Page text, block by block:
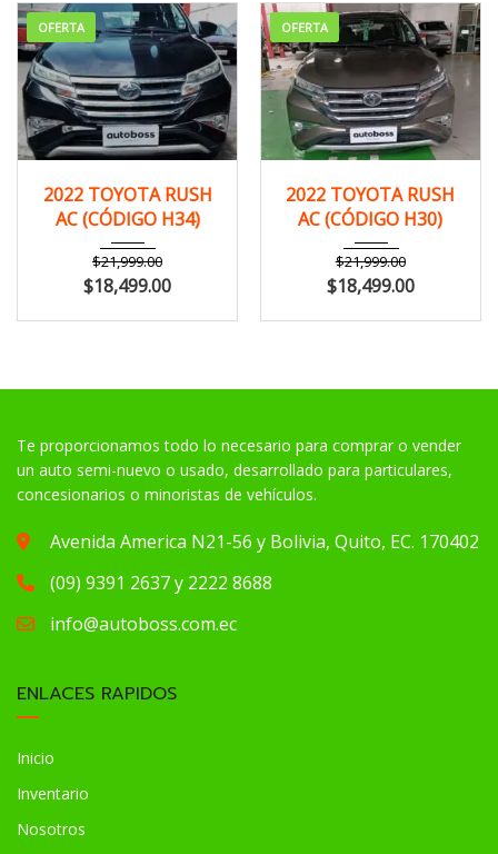
OFERTA
149,000 km
2022 TOYOTA RUSH
AC (CÓDIGO H34)
$21,999.00
$18,499.00
OFERTA
149,000 km
2022 TOYOTA RUSH
AC (CÓDIGO H30)
$21,999.00
$18,499.00
Te proporcionamos todo lo necesario para comprar o vender
un auto semi-nuevo o usado, desarrollado para particulares,
concesionarios o minoristas de vehículos.
Avenida America N21-56 y Bolivia, Quito, EC. 170402
(09) 9391 2637 y 2222 8688
info@autoboss.com.ec
ENLACES RAPIDOS
Inicio
Inventario
Nosotros